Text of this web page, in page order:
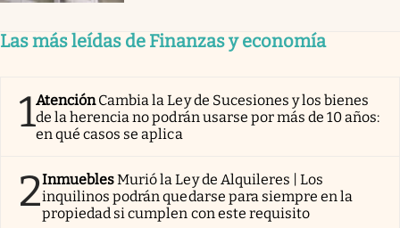
Las más leídas de Finanzas y economía
1AtenciónCambia la Ley de Sucesiones y los bienes
de la herencia no podrán usarse por más de 10 años:
en qué casos se aplica
2InmueblesMurió la Ley de Alquileres | Los
inquilinos podrán quedarse para siempre en la
propiedad si cumplen con este requisito